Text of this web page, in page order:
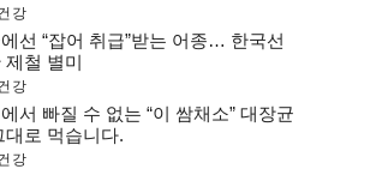
강
선 “잡어 취급”받는 어종… 한국선
제철 별미
강
서 빠질 수 없는 “이 쌈채소” 대장균
대로 먹습니다.
강